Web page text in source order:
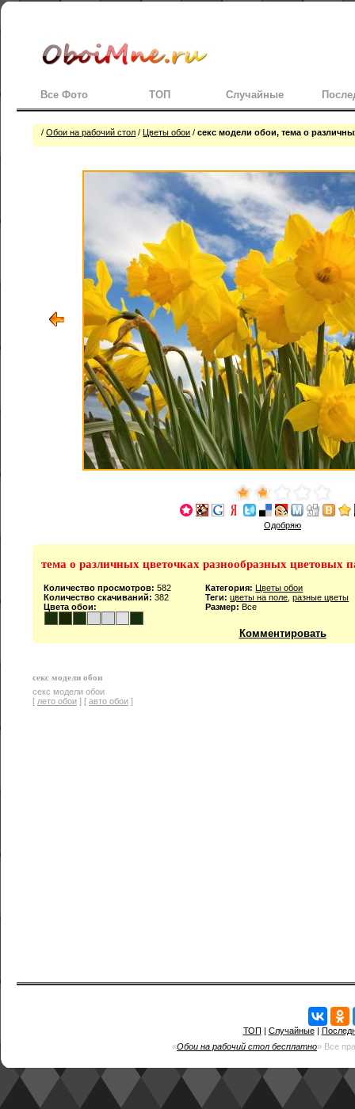
Все Фото ТОП Случайные
/Обои на рабочий стол / Цветы обои /секс модели обои, тема о
Одобряю
тема о различных цветочках разнообразных цветовых
Количество просмотров: 582
Количество скачиваний: 382
Цвета обои:
Категория: Цветы обои
Теги: цветы на поле ,разные цветы
Размер: Все
Комментировать
секс модели обои
секс модели обои
[ лето обои ] [ авто обои ]
ТОП | Случайные|
«Обои на рабочий стол бесплатно» Все